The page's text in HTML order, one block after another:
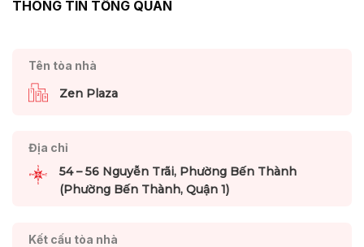
THÔNG TIN TỔNG QUAN
Tên tòa nhà
Zen Plaza
Địa chỉ
54 – 56 Nguyễn Trãi, Phường Bến Thành
(Phường Bến Thành, Quận 1)
Kết cấu tòa nhà